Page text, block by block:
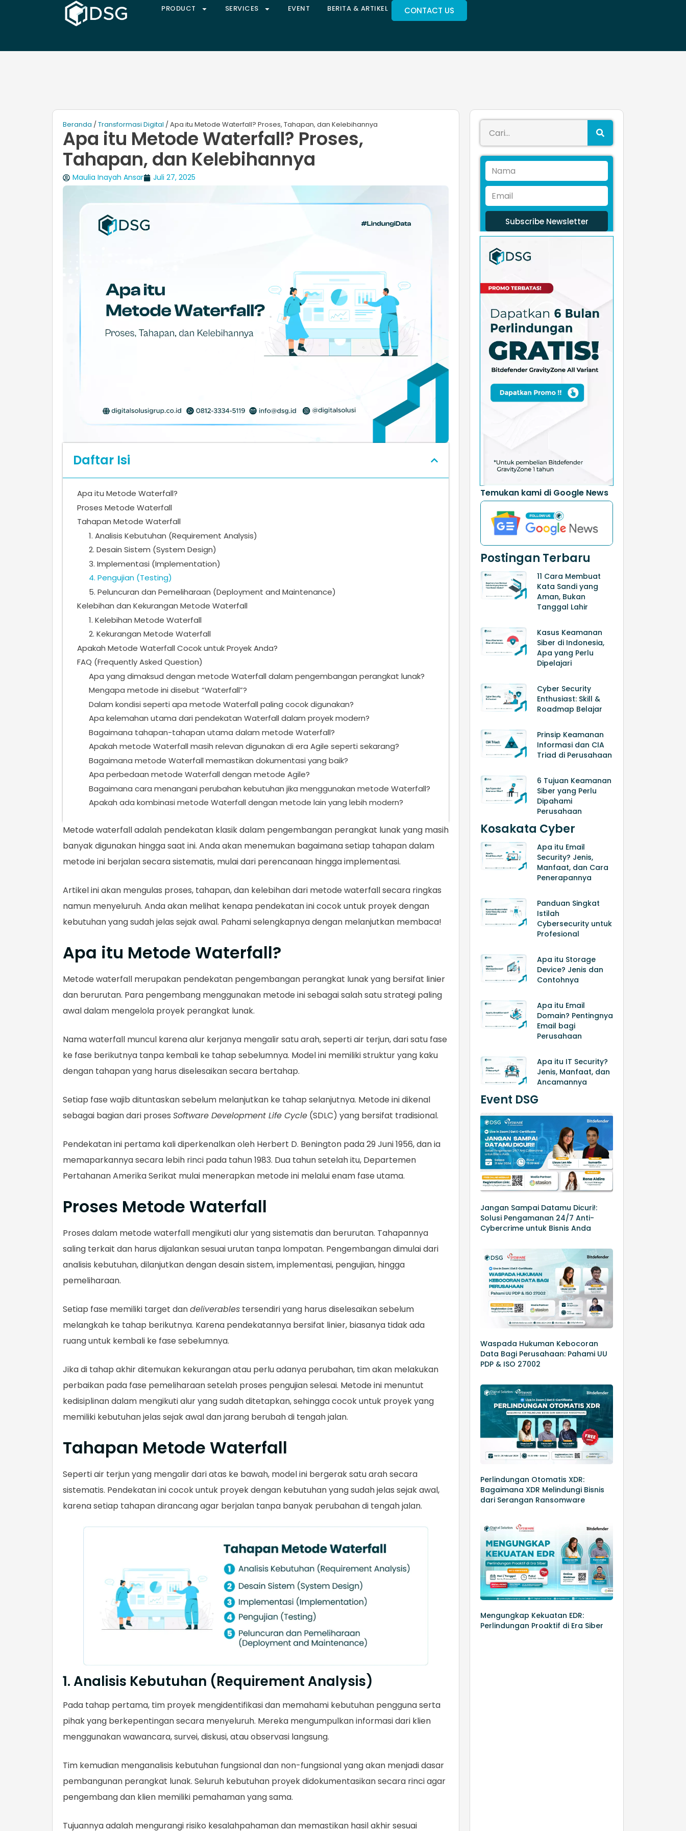
PRODUCT SERVICES EVENT BERITA & ARTIKEL CONTACT US
Beranda /Transformasi Digital / Apa itu Metode Waterfall? Proses, Tahapan, dan Kelebihannya
Apa itu Metode Waterfall? Proses,
Tahapan, dan Kelebihannya
Maulia Inayah Ansar Juli 27, 2025
Daftar Isi
Apa itu Metode Waterfall?
Proses Metode Waterfall
Tahapan Metode Waterfall
1. Analisis Kebutuhan (Requirement Analysis)
2. Desain Sistem (System Design)
3. Implementasi (Implementation)
4. Pengujian (Testing)
5. Peluncuran dan Pemeliharaan (Deployment and Maintenance)
Kelebihan dan Kekurangan Metode Waterfall
1. Kelebihan Metode Waterfall
2. Kekurangan Metode Waterfall
Apakah Metode Waterfall Cocok untuk Proyek Anda?
FAQ (Frequently Asked Question)
Apa yang dimaksud dengan metode Waterfall dalam pengembangan perangkat lunak?
Mengapa metode ini disebut “Waterfall”?
Dalam kondisi seperti apa metode Waterfall paling cocok digunakan?
Apa kelemahan utama dari pendekatan Waterfall dalam proyek modern?
Bagaimana tahapan-tahapan utama dalam metode Waterfall?
Apakah metode Waterfall masih relevan digunakan di era Agile seperti sekarang?
Bagaimana metode Waterfall memastikan dokumentasi yang baik?
Apa perbedaan metode Waterfall dengan metode Agile?
Bagaimana cara menangani perubahan kebutuhan jika menggunakan metode Waterfall?
Apakah ada kombinasi metode Waterfall dengan metode lain yang lebih modern?
Metode waterfall adalah pendekatan klasik dalam pengembangan perangkat lunak yang masih
banyak digunakan hingga saat ini. Anda akan menemukan bagaimana setiap tahapan dalam
metode ini berjalan secara sistematis, mulai dari perencanaan hingga implementasi.
Artikel ini akan mengulas proses, tahapan, dan kelebihan dari metode waterfall secara ringkas
namun menyeluruh. Anda akan melihat kenapa pendekatan ini cocok untuk proyek dengan
kebutuhan yang sudah jelas sejak awal. Pahami selengkapnya dengan melanjutkan membaca!
Apa itu Metode Waterfall?
Metode waterfall merupakan pendekatan pengembangan perangkat lunak yang bersifat linier
dan berurutan. Para pengembang menggunakan metode ini sebagai salah satu strategi paling
awal dalam mengelola proyek perangkat lunak.
Nama waterfall muncul karena alur kerjanya mengalir satu arah, seperti air terjun, dari satu fase
ke fase berikutnya tanpa kembali ke tahap sebelumnya. Model ini memiliki struktur yang kaku
dengan tahapan yang harus diselesaikan secara bertahap.
Setiap fase wajib dituntaskan sebelum melanjutkan ke tahap selanjutnya. Metode ini dikenal
sebagai bagian dari proses Software Development Life Cycle (SDLC) yang bersifat tradisional.
Pendekatan ini pertama kali diperkenalkan oleh Herbert D. Benington pada 29 Juni 1956, dan ia
memaparkannya secara lebih rinci pada tahun 1983. Dua tahun setelah itu, Departemen
Pertahanan Amerika Serikat mulai menerapkan metode ini melalui enam fase utama.
Proses Metode Waterfall
Proses dalam metode waterfall mengikuti alur yang sistematis dan berurutan. Tahapannya
saling terkait dan harus dijalankan sesuai urutan tanpa lompatan. Pengembangan dimulai dari
analisis kebutuhan, dilanjutkan dengan desain sistem, implementasi, pengujian, hingga
pemeliharaan.
Setiap fase memiliki target dandeliverables tersendiri yang harus diselesaikan sebelum
melangkah ke tahap berikutnya. Karena pendekatannya bersifat linier, biasanya tidak ada
ruang untuk kembali ke fase sebelumnya.
Jika di tahap akhir ditemukan kekurangan atau perlu adanya perubahan, tim akan melakukan
perbaikan pada fase pemeliharaan setelah proses pengujian selesai. Metode ini menuntut
kedisiplinan dalam mengikuti alur yang sudah ditetapkan, sehingga cocok untuk proyek yang
memiliki kebutuhan jelas sejak awal dan jarang berubah di tengah jalan.
Tahapan Metode Waterfall
Seperti air terjun yang mengalir dari atas ke bawah, model ini bergerak satu arah secara
sistematis. Pendekatan ini cocok untuk proyek dengan kebutuhan yang sudah jelas sejak awal,
karena setiap tahapan dirancang agar berjalan tanpa banyak perubahan di tengah jalan.
1. Analisis Kebutuhan (Requirement Analysis)
Pada tahap pertama, tim proyek mengidentifikasi dan memahami kebutuhan pengguna serta
pihak yang berkepentingan secara menyeluruh. Mereka mengumpulkan informasi dari klien
menggunakan wawancara, survei, diskusi, atau observasi langsung.
Tim kemudian menganalisis kebutuhan fungsional dan non-fungsional yang akan menjadi dasar
pembangunan perangkat lunak. Seluruh kebutuhan proyek didokumentasikan secara rinci agar
pengembang dan klien memiliki pemahaman yang sama.
Tujuannya adalah mengurangi risiko kesalahpahaman dan memastikan hasil akhir sesuai
Subscribe Newsletter
Temukan kami di Google News
Postingan Terbaru
11 Cara Membuat
Kata Sandi yang
Aman, Bukan
Tanggal Lahir
Kasus Keamanan
Siber di Indonesia,
Apa yang Perlu
Dipelajari
Cyber Security
Enthusiast: Skill &
Roadmap Belajar
Prinsip Keamanan
Informasi dan CIA
Triad di Perusahaan
6 Tujuan Keamanan
Siber yang Perlu
Dipahami
Perusahaan
Kosakata Cyber
Apa itu Email
Security? Jenis,
Manfaat, dan Cara
Penerapannya
Panduan Singkat
Istilah
Cybersecurity untuk
Profesional
Apa itu Storage
Device? Jenis dan
Contohnya
Apa itu Email
Domain? Pentingnya
Email bagi
Perusahaan
Apa itu IT Security?
Jenis, Manfaat, dan
Ancamannya
Event DSG
Jangan Sampai Datamu Dicuri!:
Solusi Pengamanan 24/7 Anti-
Cybercrime untuk Bisnis Anda
Waspada Hukuman Kebocoran
Data Bagi Perusahaan: Pahami UU
PDP & ISO 27002
Perlindungan Otomatis XDR:
Bagaimana XDR Melindungi Bisnis
dari Serangan Ransomware
Mengungkap Kekuatan EDR:
Perlindungan Proaktif di Era Siber